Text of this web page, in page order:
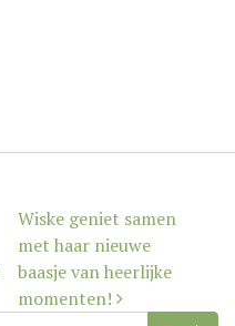
Wiske geniet samen
met haar nieuwe
baasje van heerlijke
momenten!